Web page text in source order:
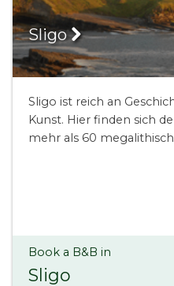
Sligo
Sligo ist reich an
Kunst. Hier finden sich
mehr als 60
Book a B&B in
Sligo